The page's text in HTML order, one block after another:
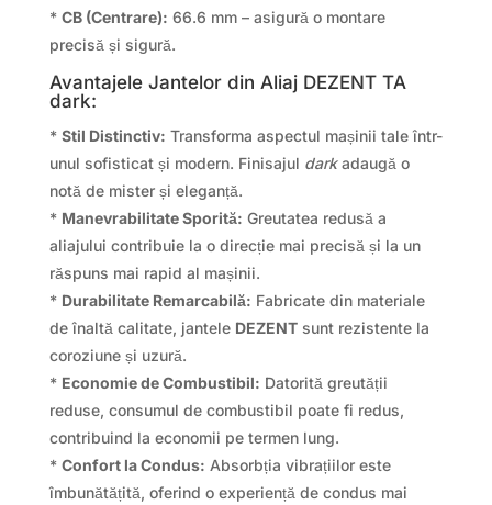
* CB (Centrare): 66.6 mm – asigură o montare
precisă și sigură.
Avantajele Jantelor din Aliaj DEZENT TA
dark:
* Stil Distinctiv: Transforma aspectul mașinii tale într-
unul sofisticat și modern. Finisajul darkadaugă o
notă de mister și eleganță.
* Manevrabilitate Sporită: Greutatea redusă a
aliajului contribuie la o direcție mai precisă și la un
răspuns mai rapid al mașinii.
* Durabilitate Remarcabilă: Fabricate din materiale
de înaltă calitate, jantele DEZENTsunt rezistente la
coroziune și uzură.
* Economie de Combustibil: Datorită greutății
reduse, consumul de combustibil poate fi redus,
contribuind la economii pe termen lung.
* Confort la Condus: Absorbția vibrațiilor este
îmbunătățită, oferind o experiență de condus mai